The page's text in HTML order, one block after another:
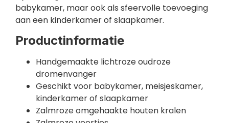
babykamer, maar ook als sfeervolle toevoeging
aan een kinderkamer of slaapkamer.
Productinformatie
Handgemaakte lichtroze oudroze
dromenvanger
Geschikt voor babykamer, meisjeskamer,
kinderkamer of slaapkamer
Zalmroze omgehaakte houten kralen